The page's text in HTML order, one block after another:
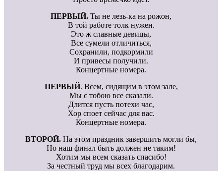
ПЕРВЫЙ. Ты не лезь-ка на рожон,
В той работе толк нужен.
Это ж славные девицы,
Все сумели отличиться,
Сохранили, подкормили
И привесы получили.
Концертные номера.
ПЕРВЫЙ. Всем, сидящим в этом зале,
Мы с тобою все сказали.
Длится пусть потехи час,
Хор споет сейчас для вас.
Концертные номера.
ВТОРОЙ. На этом праздник завершить могли бы,
Но наш финал быть должен не таким!
Хотим мы всем сказать спасибо!
За честный труд мы всех благодарим.